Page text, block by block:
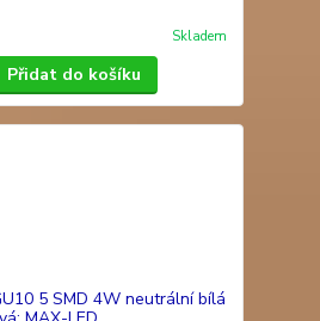
Skladem
Přidat do košíku